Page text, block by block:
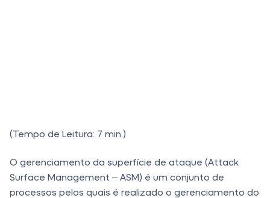
(Tempo de Leitura: 7 min.)
O gerenciamento da superfície de ataque (Attack
Surface Management – ASM) é um conjunto de
processos pelos quais é realizado o gerenciamento do